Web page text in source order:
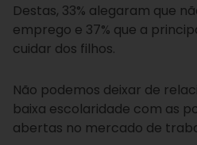
Destas, 33% alegaram que
emprego e 37% que a
cuidar dos filhos.
Não podemos deixar de
baixa escolaridade com as
abertas no mercado de